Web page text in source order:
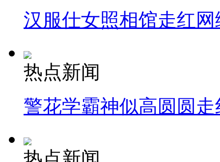
汉服仕女照相馆走红网
热点新闻
警花学霸神似高圆圆走